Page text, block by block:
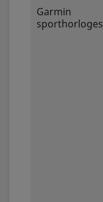
Garmin
sporthorloges